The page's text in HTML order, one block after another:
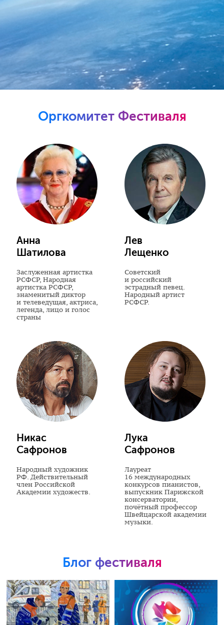
Оргкомитет Фестиваля
Анна
Шатилова
Заслуженная артистка
РСФСР, Народная
артистка РСФСР,
знаменитый диктор
и телеведущая, актриса,
легенда, лицо и голос
страны
Лев
Лещенко
Советский
и российский
эстрадный певец.
Народный артист
РСФСР.
Никас
Сафронов
Народный художник
РФ. Действительный
член Российской
Академии художеств.
Лука
Сафронов
Лауреат
16 международных
конкурсов пианистов,
выпускник Парижской
консерватории,
почётный профессор
Швейцарской академии
музыки.
Блог фестиваля